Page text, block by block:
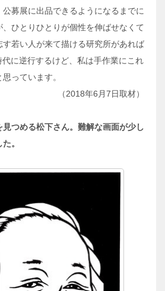
募展に出品できるようになるまでに
ひとりひとりが個性を伸ばせなくて
若い人が来て描ける研究所があれば
に逆行するけど、私は手作業にこれ
っています。
（2018年6月7日取材）
つめる松下さん。難解な画面が少し
。